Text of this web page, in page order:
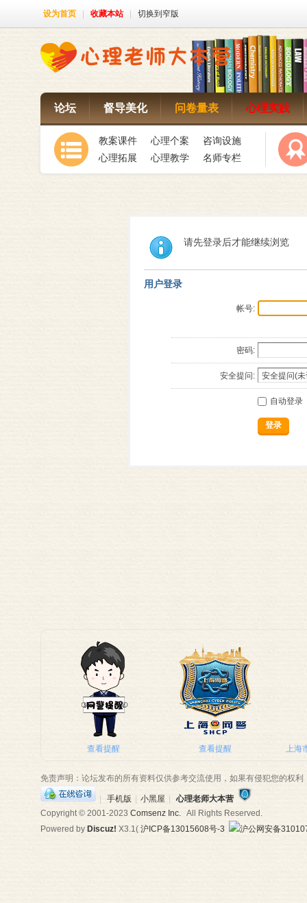
设为首页 收藏本站 切换到窄版
论坛 督导美化 问卷量表 心理实践
教案课件 心理个案
咨询设施
心理拓展
心理教学 名师专栏
请先登录后才能继续浏览
用户登录
帐号:
密码:
安全提问:
自动登录
登录
查看提醒 查看提醒 上海
免责声明：论坛发布的所有资料仅供参考交流使用，如果有侵犯您的权
手机版 小黑屋
心理老师大本营
Copyright © 2001-2023 Comsenz Inc.All Rights Reserved.
Powered by Discuz! X3.1( 沪ICP备13015608号-3 沪公网安备